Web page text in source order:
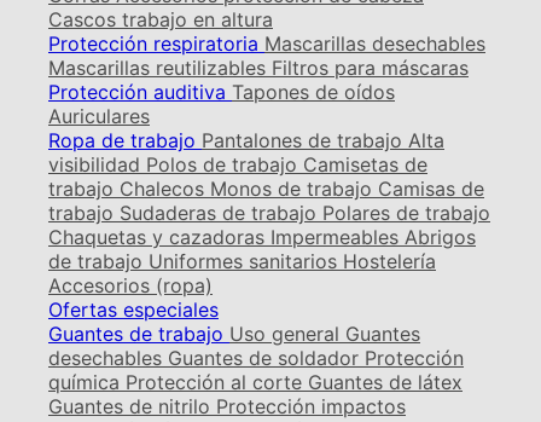
Cascos trabajo en altura
Protección respiratoria Mascarillas desechables
Mascarillas reutilizables Filtros para máscaras
Protección auditiva Tapones de oídos
Auriculares
Ropa de trabajo Pantalones de trabajo Alta
visibilidad Polos de trabajo Camisetas de
trabajo Chalecos Monos de trabajo Camisas de
trabajo Sudaderas de trabajo Polares de trabajo
Chaquetas y cazadoras Impermeables Abrigos
de trabajo Uniformes sanitarios Hostelería
Accesorios (ropa)
Ofertas especiales
Guantes de trabajo Uso general Guantes
desechables Guantes de soldador Protección
química Protección al corte Guantes de látex
Guantes de nitrilo Protección impactos